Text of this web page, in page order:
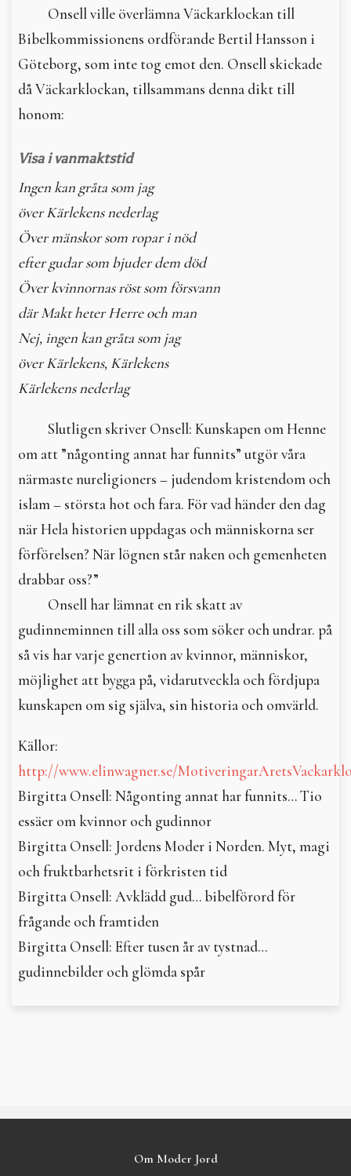
Onsell ville överlämna Väckarklockan till
Bibelkommissionens ordförande Bertil Hansson i
Göteborg, som inte tog emot den. Onsell skickade
då Väckarklockan, tillsammans denna dikt till
honom:
Visa i vanmaktstid
Ingen kan gråta som jag
över Kärlekens nederlag
Över mänskor som ropar i nöd
efter gudar som bjuder dem död
Över kvinnornas röst som försvann
där Makt heter Herre och man
Nej, ingen kan gråta som jag
över Kärlekens, Kärlekens
Kärlekens nederlag
Slutligen skriver Onsell: Kunskapen om Henne
om att ”någonting annat har funnits” utgör våra
närmaste nureligioners – judendom kristendom och
islam – största hot och fara. För vad händer den dag
när Hela historien uppdagas och människorna ser
förförelsen? När lögnen står naken och gemenheten
drabbar oss?”
Onsell har lämnat en rik skatt av
gudinneminnen till alla oss som söker och undrar. på
så vis har varje genertion av kvinnor, människor,
möjlighet att bygga på, vidarutveckla och fördjupa
kunskapen om sig själva, sin historia och omvärld.
Källor:
http://www.elinwagner.se/
Birgitta Onsell: Någonting annat har funnits… Tio
essäer om kvinnor och gudinnor
Birgitta Onsell: Jordens Moder i Norden. Myt, magi
och fruktbarhetsrit i förkristen tid
Birgitta Onsell: Avklädd gud… bibelförord för
frågande och framtiden
Birgitta Onsell: Efter tusen år av tystnad…
gudinnebilder och glömda spår
Om Moder Jord